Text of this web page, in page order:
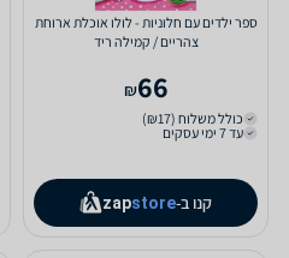
ספר ילדים עם חלוניות - לולו אוכלת ארוחת
צהריים / קמילה ריד
66
₪
כולל משלוח (₪17)
עד 7 ימי עסקים
קנו ב- zapstore